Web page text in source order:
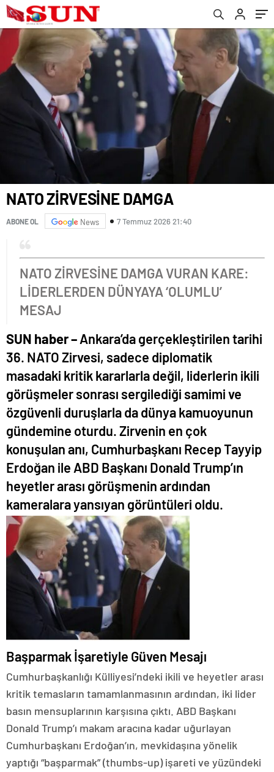
​NATO ZİRVESİNE DAMGA
ABONE OL News 7 Temmuz 2026 21:40
​NATO ZİRVESİNE DAMGA VURAN KARE:
LİDERLERDEN DÜNYAYA ‘OLUMLU’
MESAJ
SUN haber –Ankara’da gerçekleştirilen tarihi
36. NATO Zirvesi, sadece diplomatik
masadaki kritik kararlarla değil, liderlerin ikili
görüşmeler sonrası sergilediği samimi ve
özgüvenli duruşlarla da dünya kamuoyunun
gündemine oturdu. Zirvenin en çok
konuşulan anı, Cumhurbaşkanı Recep Tayyip
Erdoğan ile ABD Başkanı Donald Trump’ın
heyetler arası görüşmenin ardından
kameralara yansıyan görüntüleri oldu.
​Başparmak İşaretiyle Güven Mesajı
​Cumhurbaşkanlığı Külliyesi’ndeki ikili ve heyetler arası
kritik temasların tamamlanmasının ardından, iki lider
basın mensuplarının karşısına çıktı. ABD Başkanı
Donald Trump’ı makam aracına kadar uğurlayan
Cumhurbaşkanı Erdoğan’ın, mevkidaşına yönelik
yaptığı “başparmak” (thumbs-up) işareti ve yüzündeki